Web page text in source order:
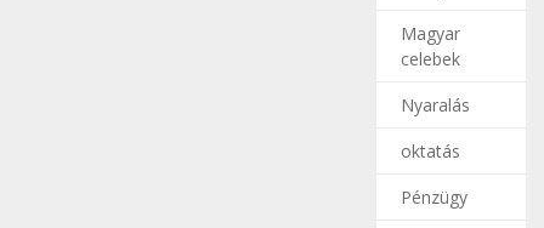
Magyar
celebek
Nyaralás
oktatás
Pénzügy